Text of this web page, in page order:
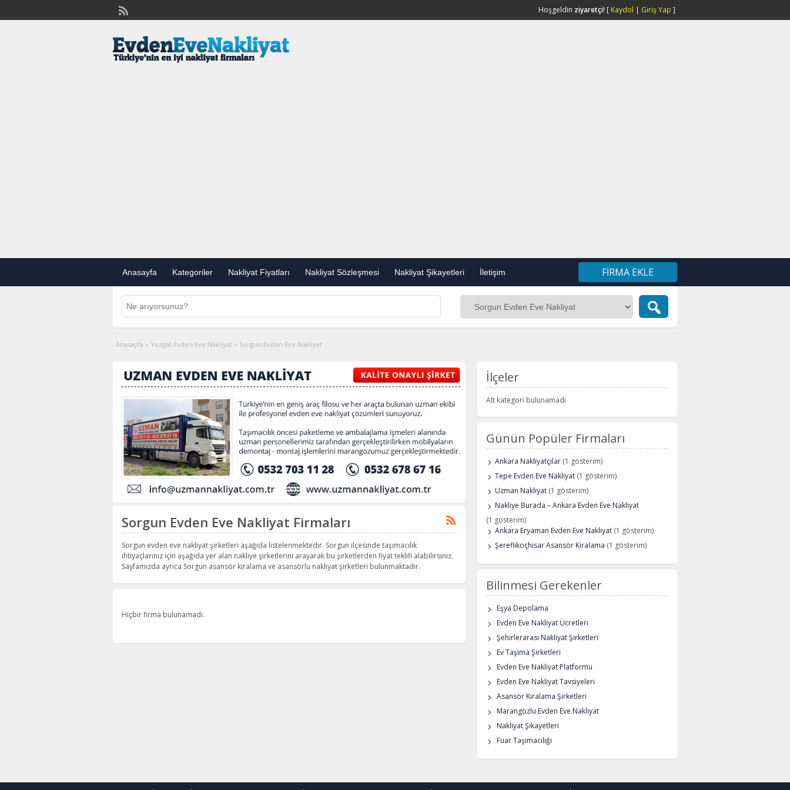
Hoşgeldin ziyaretçi! [ Kaydol | Giriş Yap ]
Anasayfa Kategoriler Nakliyat Fiyatları Nakliyat Sözleşmesi Nakliyat Şikayetleri İletişim FIRMA EKLE
Anasayfa » Yozgat Evden Eve Nakliyat » Sorgun Evden Eve Nakliyat
Sorgun Evden Eve Nakliyat Firmaları
Sorgun evden eve nakliyat şirketleri aşağıda listelenmektedir. Sorgun ilçesinde taşımacılık
ihtiyaçlarınız için aşağıda yer alan nakliye şirketlerini arayarak bu şirketlerden fiyat teklifi alabilirsiniz.
Sayfamızda ayrıca Sorgun asansör kiralama ve asansörlü nakliyat şirketleri bulunmaktadır.
Hiçbir firma bulunamadı.
İlçeler
Alt kategori bulunamadı
Günün Popüler Firmaları
Ankara Nakliyatçılar (1 gösterim)
Tepe Evden Eve Nakliyat (1 gösterim)
Uzman Nakliyat (1 gösterim)
Nakliye Burada – Ankara Evden Eve Nakliyat
(1 gösterim)
Ankara Eryaman Evden Eve Nakliyat (1 gösterim)
Şereflikoçhisar Asansör Kiralama (1 gösterim)
Bilinmesi Gerekenler
Eşya Depolama
Evden Eve Nakliyat Ücretleri
Şehirlerarası Nakliyat Şirketleri
Ev Taşıma Şirketleri
Evden Eve Nakliyat Platformu
Evden Eve Nakliyat Tavsiyeleri
Asansör Kiralama Şirketleri
Marangozlu Evden Eve Nakliyat
Nakliyat Şikayetleri
Fuar Taşımacılığı